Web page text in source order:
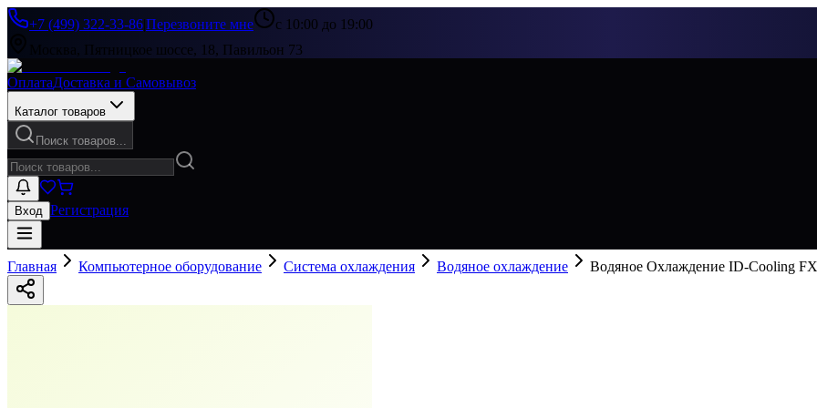
+7 (499) 322-33-86|Перезвоните мне
с 10:00 до 19:00
Москва, Пятницкое шоссе, 18, Павильон 73
ОплатаДоставка и Самовывоз
Каталог товаров
Поиск товаров...
Вход Регистрация
Главная Компьютерное оборудование Система охлаждения Водяное охлаждение Водяное Охлаждение ID-Cooling